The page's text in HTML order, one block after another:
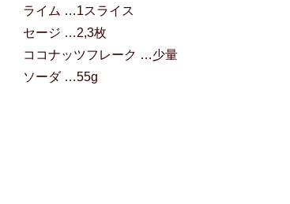
ライム …1スライス
セージ …2,3枚
ココナッツフレーク …少量
ソーダ …55g